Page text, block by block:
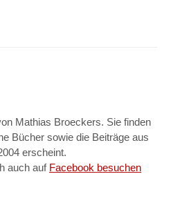
Mathias Broeckers. Sie finden
Bücher sowie die Beiträge aus
erscheint.
auch auf Facebook besuchen